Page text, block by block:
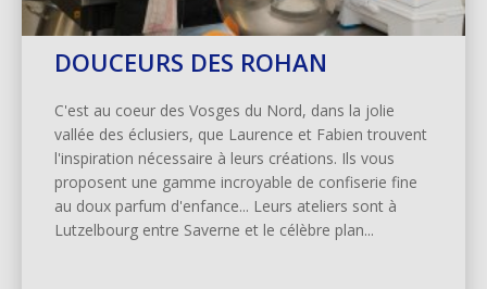
DOUCEURS DES ROHAN
C'est au coeur des Vosges du Nord, dans la jolie
vallée des éclusiers, que Laurence et Fabien trouvent
l'inspiration nécessaire à leurs créations. Ils vous
proposent une gamme incroyable de confiserie fine
au doux parfum d'enfance... Leurs ateliers sont à
Lutzelbourg entre Saverne et le célèbre plan...